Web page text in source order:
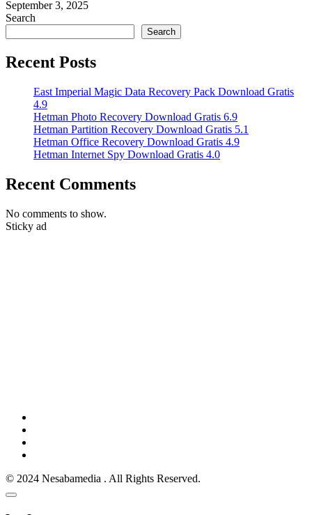
September 3, 2025
Search
Search
Recent Posts
East Imperial Magic Data Recovery Pack Download Gratis
4.9
Hetman Photo Recovery Download Gratis 6.9
Hetman Partition Recovery Download Gratis 5.1
Hetman Office Recovery Download Gratis 4.9
Hetman Internet Spy Download Gratis 4.0
Recent Comments
No comments to show.
Sticky ad
© 2024 Nesabamedia . All Rights Reserved.